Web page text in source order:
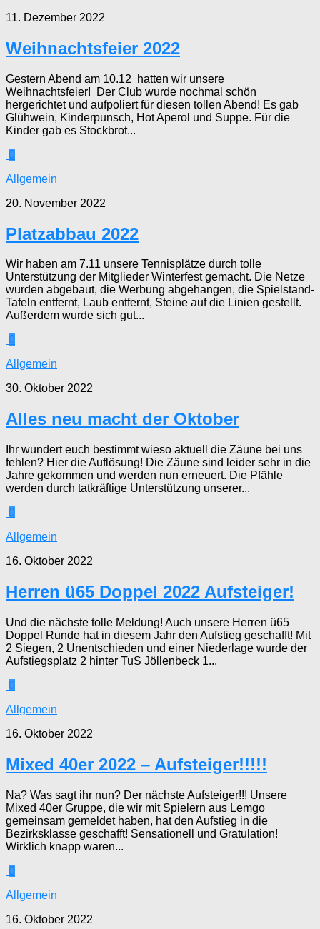
11. Dezember 2022
Weihnachtsfeier 2022
Gestern Abend am 10.12 hatten wir unsere
Weihnachtsfeier! Der Club wurde nochmal schön
hergerichtet und aufpoliert für diesen tollen Abend! Es gab
Glühwein, Kinderpunsch, Hot Aperol und Suppe. Für die
Kinder gab es Stockbrot...
0
Allgemein
20. November 2022
Platzabbau 2022
Wir haben am 7.11 unsere Tennisplätze durch tolle
Unterstützung der Mitglieder Winterfest gemacht. Die Netze
wurden abgebaut, die Werbung abgehangen, die Spielstand-
Tafeln entfernt, Laub entfernt, Steine auf die Linien gestellt.
Außerdem wurde sich gut...
0
Allgemein
30. Oktober 2022
Alles neu macht der Oktober
Ihr wundert euch bestimmt wieso aktuell die Zäune bei uns
fehlen? Hier die Auflösung! Die Zäune sind leider sehr in die
Jahre gekommen und werden nun erneuert. Die Pfähle
werden durch tatkräftige Unterstützung unserer...
0
Allgemein
16. Oktober 2022
Herren ü65 Doppel 2022 Aufsteiger!
Und die nächste tolle Meldung! Auch unsere Herren ü65
Doppel Runde hat in diesem Jahr den Aufstieg geschafft! Mit
2 Siegen, 2 Unentschieden und einer Niederlage wurde der
Aufstiegsplatz 2 hinter TuS Jöllenbeck 1...
0
Allgemein
16. Oktober 2022
Mixed 40er 2022 – Aufsteiger!!!!!
Na? Was sagt ihr nun? Der nächste Aufsteiger!!! Unsere
Mixed 40er Gruppe, die wir mit Spielern aus Lemgo
gemeinsam gemeldet haben, hat den Aufstieg in die
Bezirksklasse geschafft! Sensationell und Gratulation!
Wirklich knapp waren...
0
Allgemein
16. Oktober 2022